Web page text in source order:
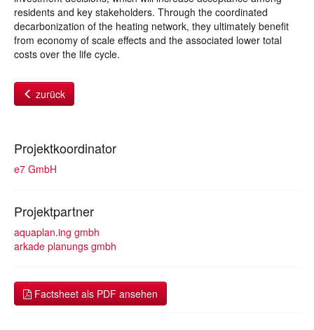
residents and key stakeholders. Through the coordinated
decarbonization of the heating network, they ultimately benefit
from economy of scale effects and the associated lower total
costs over the life cycle.
zurück
Projektkoordinator
e7 GmbH
Projektpartner
aquaplan.ing gmbh
arkade planungs gmbh
Factsheet als PDF ansehen